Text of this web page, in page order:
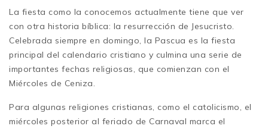
La fiesta como la conocemos actualmente tiene que ver
con otra historia bíblica: la resurrección de Jesucristo.
Celebrada siempre en domingo, la Pascua es la fiesta
principal del calendario cristiano y culmina una serie de
importantes fechas religiosas, que comienzan con el
Miércoles de Ceniza.
Para algunas religiones cristianas, como el catolicismo, el
miércoles posterior al feriado de Carnaval marca el